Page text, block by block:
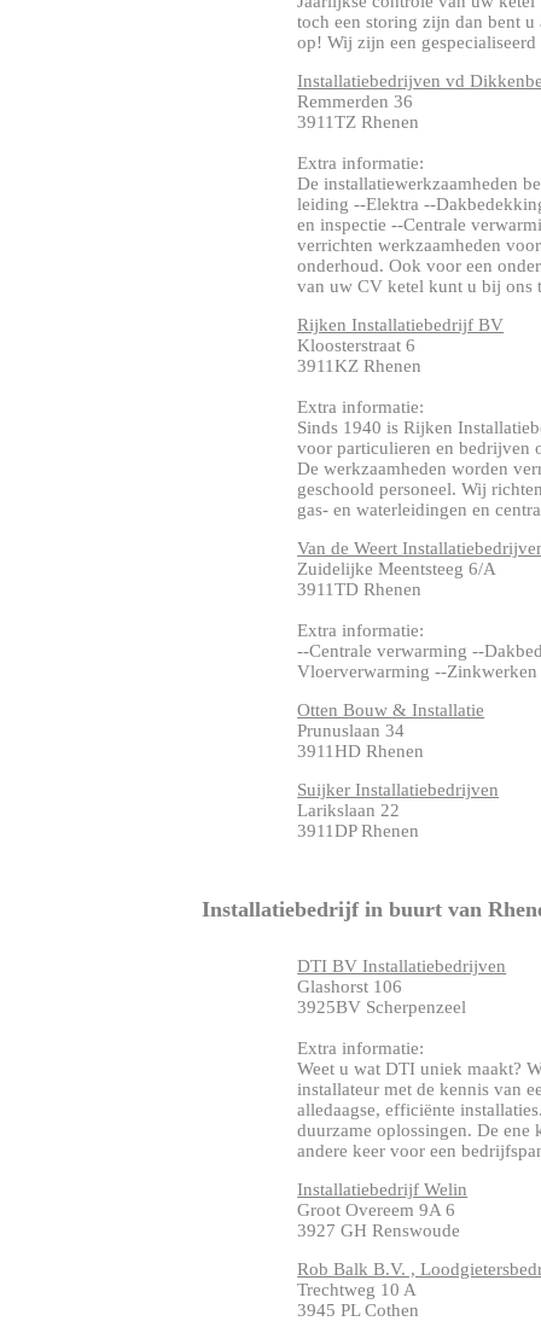
toch een storing zijn dan bent
op! Wij zijn een
Installatiebedrijven vd
Remmerden 36
3911TZ Rhenen
Extra informatie:
De installatiewerkzaamheden
leiding --Elektra --
en inspectie --Centrale
verrichten werkzaamheden
onderhoud. Ook voor een
van uw CV ketel kunt u bij ons
Rijken Installatiebedrijf BV
Kloosterstraat 6
3911KZ Rhenen
Extra informatie:
Sinds 1940 is Rijken
voor particulieren en bedrijven
De werkzaamheden worden
geschoold personeel. Wij
gas- en waterleidingen en
Van de Weert
Zuidelijke Meentsteeg 6/A
3911TD Rhenen
Extra informatie:
--Centrale verwarming --
Vloerverwarming --Zinkwerken
Otten Bouw & Installatie
Prunuslaan 34
3911HD Rhenen
Suijker Installatiebedrijven
Larikslaan 22
3911DP Rhenen
Installatiebedrijf in buurt van
DTI BV Installatiebedrijven
Glashorst 106
3925BV Scherpenzeel
Extra informatie:
Weet u wat DTI uniek maakt?
installateur met de kennis van
alledaagse, efficiënte
duurzame oplossingen. De
andere keer voor een
Installatiebedrijf Welin
Groot Overeem 9A 6
3927 GH Renswoude
Rob Balk B.V. ,
Trechtweg 10 A
3945 PL Cothen